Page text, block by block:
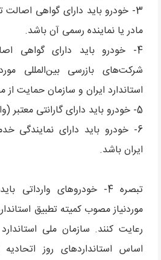
3- خودرو باید دارای گواهی
مادر یا نماینده رسمی آن باشد.
4- خودرو باید دارای گواهی
شرکت‌های بازرسی بین‌المللی
استاندارد ایران و سازمان حمایت
5- خودرو باید دارای گارانتی معتبر (وارانتی) باشد.
6- خودرو باید دارای
ایران باشد.
تبصره 4- خودروهای وارداتی
موردنیاز مصوب کمیته تطبیق
رعایت کنند. سازمان ملی
اساس استانداردهای روز